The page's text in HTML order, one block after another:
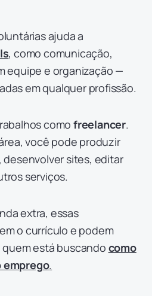
ajuda a
, como comunicação,
equipe e organização —
em qualquer profissão.
como freelancer.
você pode produzir
sites, editar
serviços.
extra, essas
o currículo e podem
está buscando como
emprego.